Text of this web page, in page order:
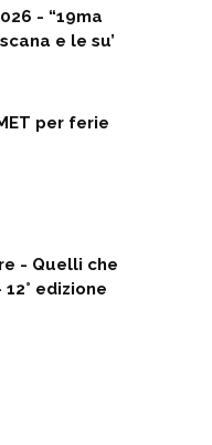
- “19ma
e le su’
per ferie
- Quelli che
edizione